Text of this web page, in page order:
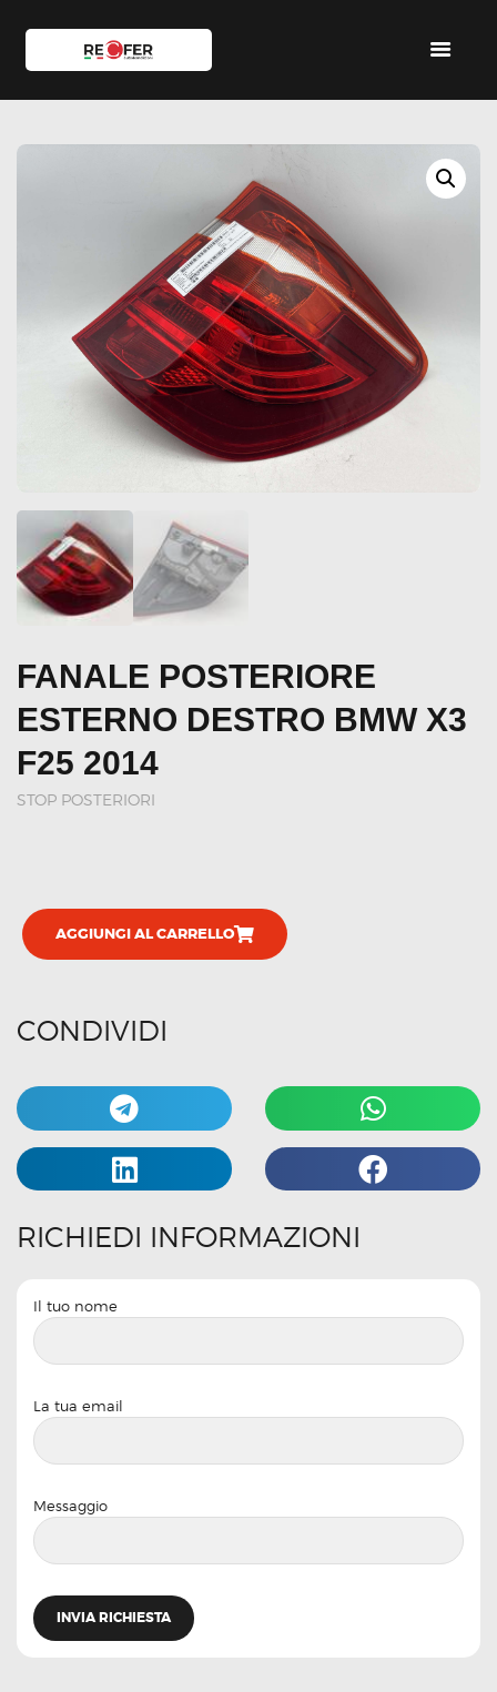
HOME
ACCOUNT
FANALE POSTERIORE
ESTERNO DESTRO BMW X3
F25 2014
STOP POSTERIORI
AGGIUNGI AL CARRELLO
CONDIVIDI
RICHIEDI INFORMAZIONI
Il tuo nome
La tua email
Messaggio